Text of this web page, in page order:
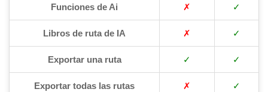
Funciones de Ai ✗ ✓
Libros de ruta de IA ✗ ✓
Exportar una ruta ✓ ✓
Exportar todas las rutas ✗ ✓